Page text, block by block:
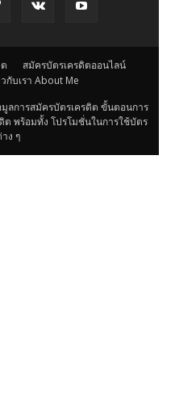
สมัครบัตรเครดิตออนไลน์
วกับเรา About Me
ลการสมัครบัตรเครดิต ขั้นตอนการ
พร้อมทั้ง โปรโมชั่นในการใช้บัตร
ง ๆ